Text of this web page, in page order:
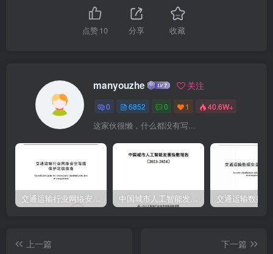
名单（第一批）一、既有建筑更新改造案例1.北京市中国建筑科学研
究院建筑光伏零碳改造项目2.海南省琼海市博鳌零碳示范区项目二、
点赞10 分享 收藏
manyouzhe 关注
0 6852 0 1 40.6W+
这家伙很懒，什么都没有写...
上一篇
下一篇